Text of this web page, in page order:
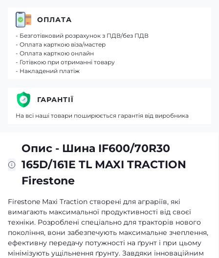
Опис - Шина IF600/70R30
165D/161E TL MAXI TRACTION
Firestone
Firestone Maxi Traction створені для аграріїв, які
вимагають максимальної продуктивності від своєї
техніки. Розроблені спеціально для тракторів нового
покоління, вони забезпечують максимальне зчеплення,
ефективну передачу потужності на ґрунт і при цьому
мінімізують ущільнення ґрунту. Завдяки інноваційним
ОПЛАТА
- Безготівковий розрахунок з ПДВ/без ПДВ
- Оплата карткою віза/мастер
- Оплата карткою онлайн
- Готівкою при отриманні товару
- Накладений платіж
ГАРАНТІЇ
На всі наші товари поширюється гарантія від виробника